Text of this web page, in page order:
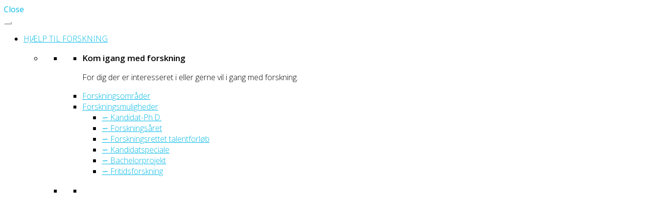
Close
HJÆLP TIL FORSKNING
Kom igang med forskning
For dig der er interesseret i eller gerne vil i gang med forskning.
Forskningsområder
Forskningsmuligheder
∽ Kandidat-Ph.D.
∽ Forskningsåret
∽ Forskningsrettet talentforløb
∽ Kandidatspeciale
∽ Bachelorprojekt
∽ Fritidsforskning